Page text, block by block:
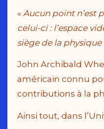
« Aucun point n’est
celui-ci : l’espace
siège de la
John Archibald
américain connu
contributions à la
Ainsi tout, dans